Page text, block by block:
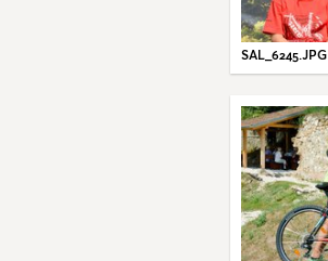
SAL_6245.JPG